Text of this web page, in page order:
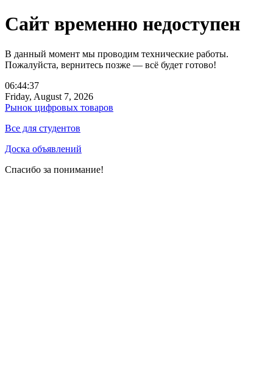
Сайт временно недоступен
В данный момент мы проводим технические работы.
Пожалуйста, вернитесь позже — всё будет готово!
06:44:37
Friday, August 7, 2026
Рынок цифровых товаров
Все для студентов
Доска объявлений
Спасибо за понимание!